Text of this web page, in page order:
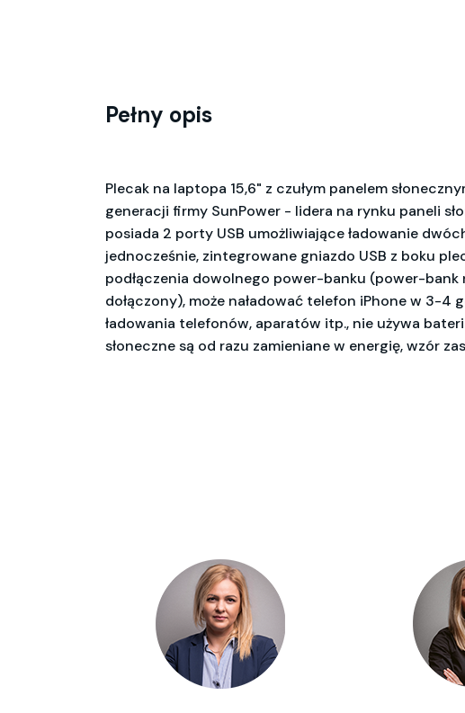
Pełny opis
Plecak na laptopa 15,6" z czułym panelem
generacji firmy SunPower - lidera na rynku paneli
posiada 2 porty USB umożliwiające ładowanie
jednocześnie, zintegrowane gniazdo USB z boku
podłączenia dowolnego power-banku (power-bank
dołączony), może naładować telefon iPhone w 3-4
ładowania telefonów, aparatów itp., nie używa
słoneczne są od razu zamieniane w energię, wzór